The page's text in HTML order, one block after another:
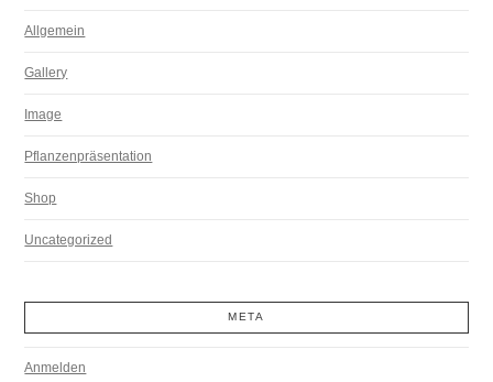
Allgemein
Gallery
Image
Pflanzenpräsentation
Shop
Uncategorized
META
Anmelden